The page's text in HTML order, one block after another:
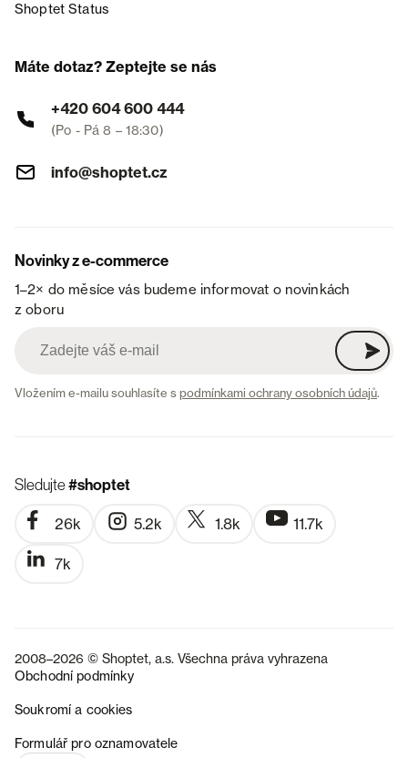
Shoptet Status
Máte dotaz? Zeptejte se nás
+420 604 600 444
(Po - Pá 8 – 18:30)
info@shoptet.cz
Novinky z e-commerce
1–2× do měsíce vás budeme informovat o novinkách
z oboru
Vložením e-mailu souhlasíte spodmínkami ochrany osobních údajů.
Sledujte#shoptet
26k 5.2k 1.8k 11.7k
7k
2008–2026 © Shoptet, a.s. Všechna práva vyhrazena
Obchodní podmínky
Soukromí a cookies
Formulář pro oznamovatele